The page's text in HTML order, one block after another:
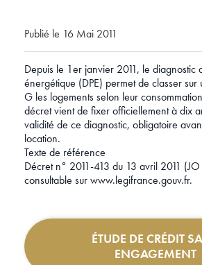
Publié le 16 Mai 2011
Depuis le 1er janvier 2011, le diagnostic
énergétique (DPE) permet de classer
G les logements selon leur
décret vient de fixer officiellement à dix
validité de ce diagnostic, obligatoire
location.
Texte de référence
Décret n° 2011-413 du 13 avril 2011
consultable sur www.legifrance.gouv.fr.
ÉTUDE DE CRÉDIT
ENGAGEMENT